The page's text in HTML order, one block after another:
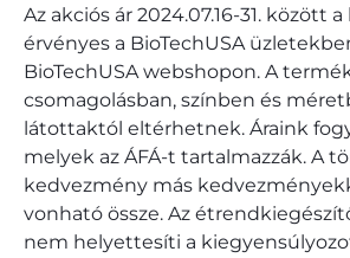
Az akciós ár 2024.07.16-31. között
érvényes a BioTechUSA
BioTechUSA webshopon. A
csomagolásban, színben és
látottaktól eltérhetnek. Áraink
melyek az ÁFÁ-t tartalmazzák. A
kedvezmény más
vonható össze. Az
nem helyettesíti a